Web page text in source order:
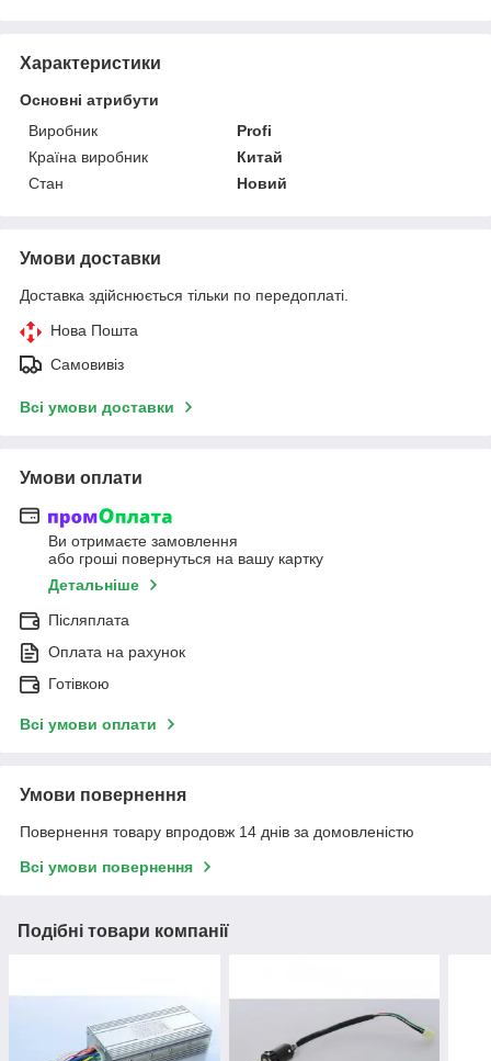
Характеристики
Основні атрибути
Виробник
Profi
Країна виробник
Китай
Стан
Новий
Умови доставки
Доставка здійснюється тільки по передоплаті.
Нова Пошта
Самовивіз
Всі умови доставки
Умови оплати
Ви отримаєте замовлення
або гроші повернуться на вашу картку
Детальніше
Післяплата
Оплата на рахунок
Готівкою
Всі умови оплати
Умови повернення
Повернення товару впродовж 14 днів за домовленістю
Всі умови повернення
Подібні товари компанії